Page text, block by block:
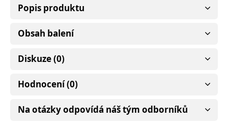
Popis produktu
Obsah balení
Diskuze (0)
Hodnocení (0)
Na otázky odpovídá náš tým odborníků